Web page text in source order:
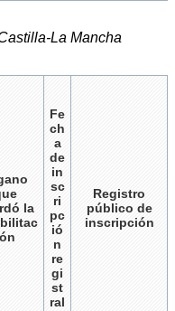
La Mancha
la
Fe
ch
a
de
in
sc
ri
pc
ió
n
re
gi
st
ral
Registro
público de
inscripción